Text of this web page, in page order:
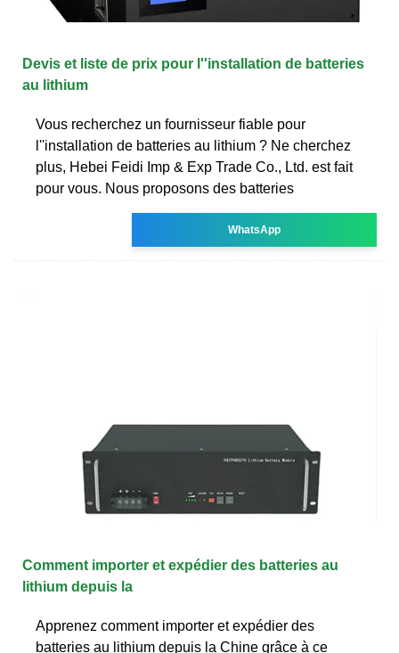
Devis et liste de prix pour l''installation de batteries
au lithium
Vous recherchez un fournisseur fiable pour
l''installation de batteries au lithium ? Ne cherchez
plus, Hebei Feidi Imp & Exp Trade Co., Ltd. est fait
pour vous. Nous proposons des batteries
WhatsApp
Comment importer et expédier des batteries au
lithium depuis la
Apprenez comment importer et expédier des
batteries au lithium depuis la Chine grâce à ce